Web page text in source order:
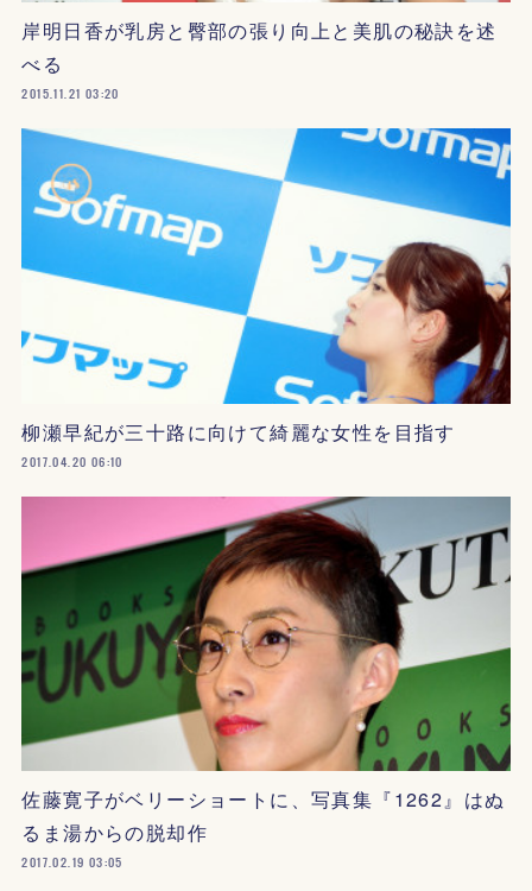
岸明日香が乳房と臀部の張り向上と美肌の秘訣を述
べる
2015.11.21 03:20
柳瀬早紀が三十路に向けて綺麗な女性を目指す
2017.04.20 06:10
佐藤寛子がベリーショートに、写真集『1262』はぬ
るま湯からの脱却作
2017.02.19 03:05